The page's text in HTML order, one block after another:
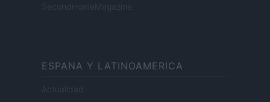
SecondHomeMagazine
ESPANA Y LATINOAMERICA
Actualidad